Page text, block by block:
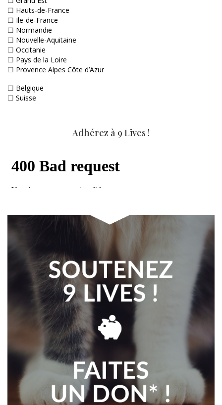
☐ Hauts-de-France
☐ Ile-de-France
☐ Normandie
☐ Nouvelle-Aquitaine
☐ Occitanie
☐ Pays de la Loire
☐ Provence Alpes Côte d’Azur
☐ Belgique
☐ Suisse
Adhérez à 9 Lives !